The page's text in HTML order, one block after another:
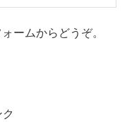
ームからどうぞ。